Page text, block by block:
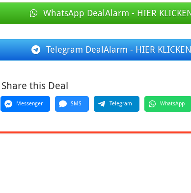
WhatsApp DealAlarm - HIER
Telegram DealAlarm - HIER KLICKEN
this Deal
Messenger SMS Telegram WhatsApp